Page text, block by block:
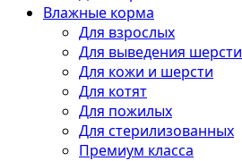
Влажные корма
Для взрослых
Для выведения шерсти
Для кожи и шерсти
Для котят
Для пожилых
Для стерилизованных
Премиум класса